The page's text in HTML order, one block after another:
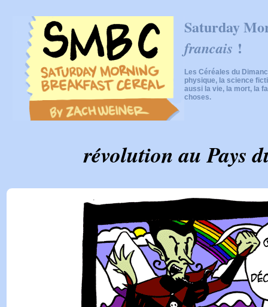
Saturday
francais !
Les Céréales du
physique, la science
aussi la vie, la mort, la
choses.
révolution au Pays